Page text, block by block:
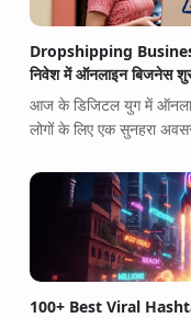
Dropshipping
निवेश में ऑनलाइन बिजनेस
आज के डिजिटल युग में
लोगों के लिए एक सुनहरा
100+ Best Viral